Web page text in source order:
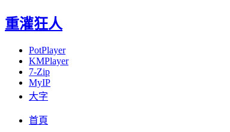
重灌狂人
PotPlayer
KMPlayer
7-Zip
MyIP
大字
首頁